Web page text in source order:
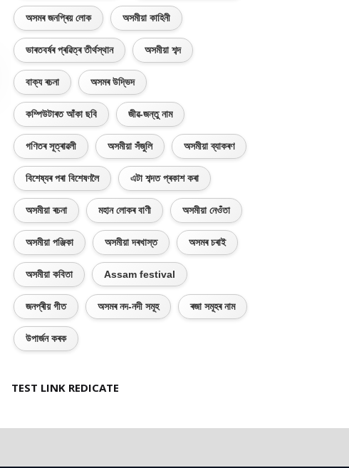
অসমৰ জনপ্ৰিয় লোক অসমীয়া কাহিনী
ভাৰতবৰ্ষৰ প্ৰৱিত্ৰ তীৰ্থস্থান অসমীয়া শব্দ
বাক্য ৰচনা অসমৰ উদ্ভিদ
কম্পিউটাৰত আঁকা ছবি জীৱ-জন্তু নাম
গণিতৰ সূত্ৰাৱলী অসমীয়া সঁজুলি অসমীয়া ব্যাকৰণ
বিশেষ্যৰ পৰা বিশেষণলৈ এটা শব্দত প্ৰকাশ কৰা
অসমীয়া ৰচনা মহান লোকৰ বাণী অসমীয়া নেওঁতা
অসমীয়া পঞ্জিকা অসমীয়া দৰখাস্ত অসমৰ চৰাই
অসমীয়া কবিতা Assam festival
জনপ্ৰীয় গীত অসমৰ নদ-নদী সমূহ ৰজা সমূহৰ নাম
উপাৰ্জন কৰক
TEST LINK REDICATE